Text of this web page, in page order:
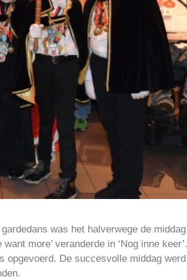
was het halverwege de middag
more’ veranderde in ‘Nog inne keer’.
opgevoerd. De succesvolle middag werd